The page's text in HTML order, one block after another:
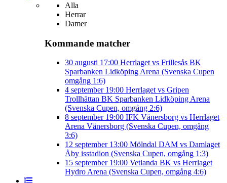
Alla
Herrar
Damer
Kommande matcher
30 augusti 17:00 Herrlaget vs Frillesås BK
Sparbanken Lidköping Arena (Svenska Cupen
omgång 1:6)
4 september 19:00 Herrlaget vs Gripen
Trollhättan BK Sparbanken Lidköping Arena
(Svenska Cupen, omgång 2:6)
8 september 19:00 IFK Vänersborg vs Herrlaget
Arena Vänersborg (Svenska Cupen, omgång
3:6)
12 september 13:00 Mölndal DAM vs Damlaget
Åby isstadion (Svenska Cupen, omgång 1:3)
15 september 19:00 Vetlanda BK vs Herrlaget
Hydro Arena (Svenska Cupen, omgång 4:6)